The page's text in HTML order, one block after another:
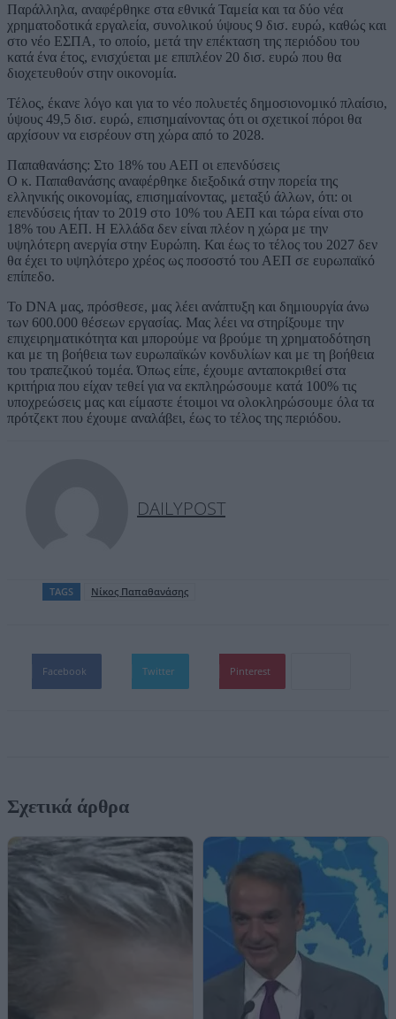
Παράλληλα, αναφέρθηκε στα εθνικά Ταμεία και τα δύο νέα
χρηματοδοτικά εργαλεία, συνολικού ύψους 9 δισ. ευρώ, καθώς και
στο νέο ΕΣΠΑ, το οποίο, μετά την επέκταση της περιόδου του
κατά ένα έτος, ενισχύεται με επιπλέον 20 δισ. ευρώ που θα
διοχετευθούν στην οικονομία.
Τέλος, έκανε λόγο και για το νέο πολυετές δημοσιονομικό πλαίσιο,
ύψους 49,5 δισ. ευρώ, επισημαίνοντας ότι οι σχετικοί πόροι θα
αρχίσουν να εισρέουν στη χώρα από το 2028.
Παπαθανάσης: Στο 18% του ΑΕΠ οι επενδύσεις
Ο κ. Παπαθανάσης αναφέρθηκε διεξοδικά στην πορεία της
ελληνικής οικονομίας, επισημαίνοντας, μεταξύ άλλων, ότι: οι
επενδύσεις ήταν το 2019 στο 10% του ΑΕΠ και τώρα είναι στο
18% του ΑΕΠ. Η Ελλάδα δεν είναι πλέον η χώρα με την
υψηλότερη ανεργία στην Ευρώπη. Και έως το τέλος του 2027 δεν
θα έχει το υψηλότερο χρέος ως ποσοστό του ΑΕΠ σε ευρωπαϊκό
επίπεδο.
Το DNA μας, πρόσθεσε, μας λέει ανάπτυξη και δημιουργία άνω
των 600.000 θέσεων εργασίας. Μας λέει να στηρίξουμε την
επιχειρηματικότητα και μπορούμε να βρούμε τη χρηματοδότηση
και με τη βοήθεια των ευρωπαϊκών κονδυλίων και με τη βοήθεια
του τραπεζικού τομέα. Όπως είπε, έχουμε ανταποκριθεί στα
κριτήρια που είχαν τεθεί για να εκπληρώσουμε κατά 100% τις
υποχρεώσεις μας και είμαστε έτοιμοι να ολοκληρώσουμε όλα τα
πρότζεκτ που έχουμε αναλάβει, έως το τέλος της περιόδου.
DAILYPOST
TAGS Νίκος Παπαθανάσης
Facebook Twitter Pinterest
Σχετικά άρθρα